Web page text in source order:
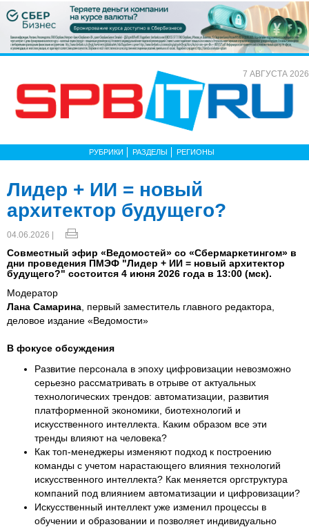
7 АВГУСТА 2026
РУБРИКИ РАЗДЕЛЫ РЕГИОНЫ
Лидер + ИИ = новый
архитектор будущего?
04.06.2026 |
Совместный эфир «Ведомостей» со «Сбермаркетингом» в
дни проведения ПМЭФ "Лидер + ИИ = новый архитектор
будущего?" состоится 4 июня 2026 года в 13:00 (мск).
Модератор
Лана Самарина , первый заместитель главного редактора,
деловое издание «Ведомости»
В фокусе обсуждения
Развитие персонала в эпоху цифровизации невозможно
серьезно рассматривать в отрыве от актуальных
технологических трендов: автоматизации, развития
платформенной экономики, биотехнологий и
искусственного интеллекта. Каким образом все эти
тренды влияют на человека?
Как топ-менеджеры изменяют подход к построению
команды с учетом нарастающего влияния технологий
искусственного интеллекта? Как меняется оргструктура
компаний под влиянием автоматизации и цифровизации?
Искусственный интеллект уже изменил процессы в
обучении и образовании и позволяет индивидуально